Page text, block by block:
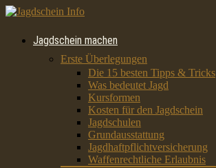
Jagdschein machen
Erste Überlegungen
Die 15 besten Tipps & Tricks
Was bedeutet Jagd
Kursformen
Kosten für den Jagdschein
Jagdschulen
Grundausstattung
Jagdhaftpflichtversicherung
Waffenrechtliche Erlaubnis